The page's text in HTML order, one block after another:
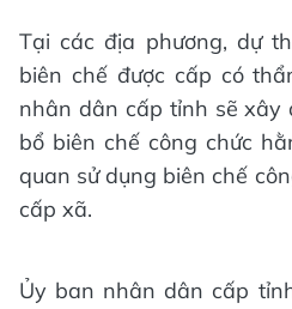
Tại các địa phương, dự
biên chế được cấp có
nhân dân cấp tỉnh sẽ xây
bổ biên chế công chức
quan sử dụng biên chế
cấp xã.
Ủy ban nhân dân cấp